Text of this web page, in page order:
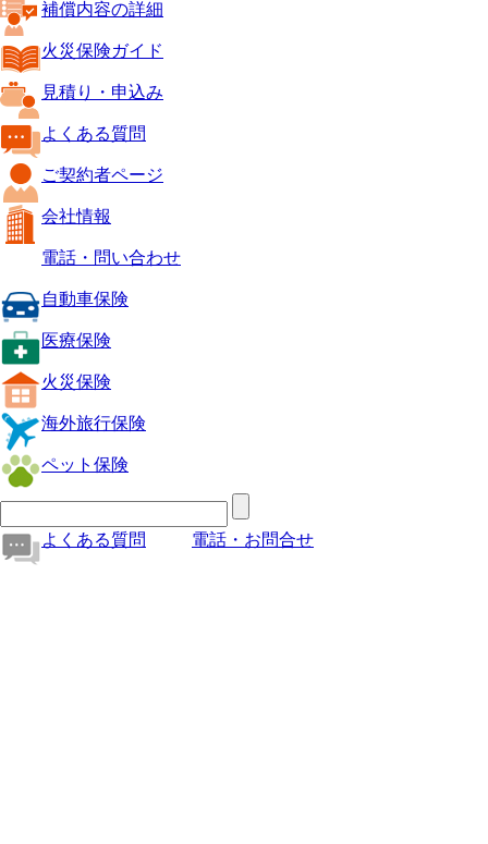
補償内容の詳細
火災保険ガイド
見積り・申込み
よくある質問
ご契約者ページ
会社情報
電話・問い合わせ
自動車保険
医療保険
火災保険
海外旅行保険
ペット保険
よくある質問 電話・お問合せ